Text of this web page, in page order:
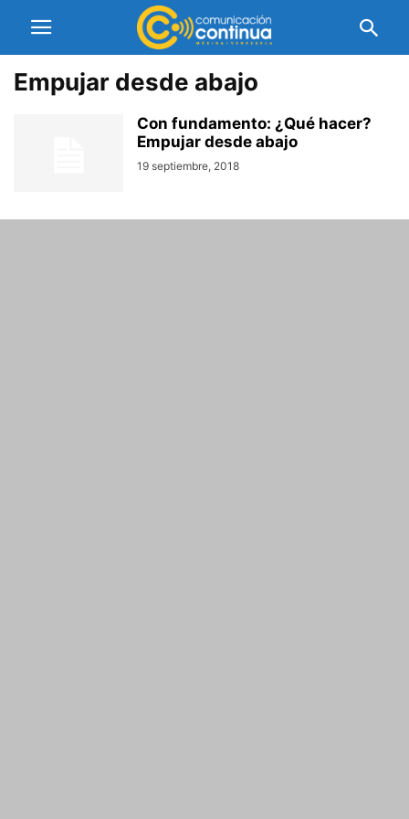
Empujar desde abajo
Con fundamento: ¿Qué hacer?
Empujar desde abajo
19 septiembre, 2018